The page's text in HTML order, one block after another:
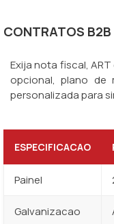
CONTRATOS B2B
Exija nota fiscal,
opcional, plano de
personalizada para
ESPECIFICACAO
Painel
Galvanizacao